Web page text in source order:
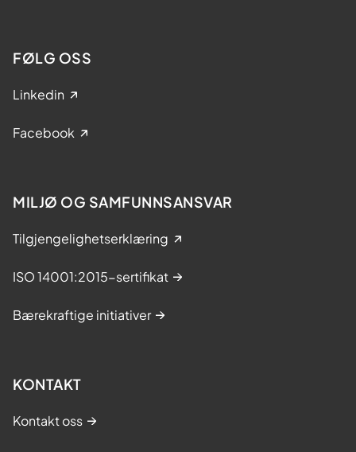
FØLG OSS
Linkedin
Facebook
MILJØ OG SAMFUNNSANSVAR
Tilgjengelighetserklæring
ISO 14001:2015-sertifikat
Bærekraftige initiativer
KONTAKT
Kontakt oss